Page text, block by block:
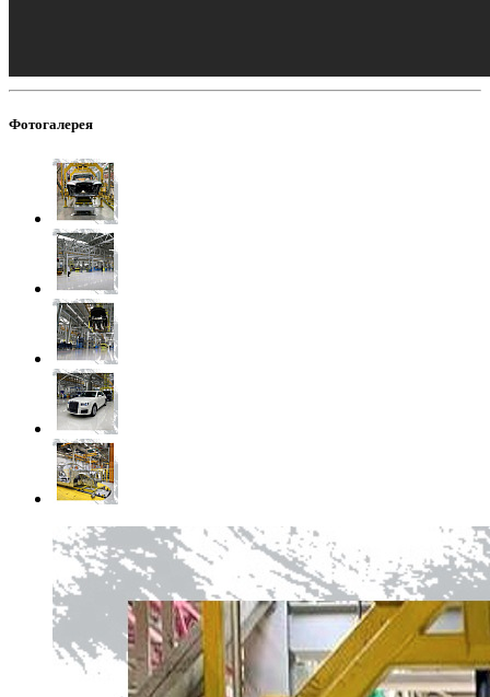
Фотогалерея